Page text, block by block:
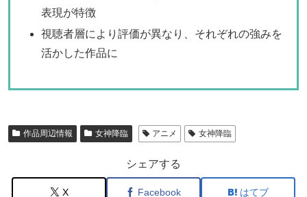
表現が特徴
視聴者層により評価が異なり、それぞれの強みを
活かした作品に
作品周辺情報 女神降臨 アニメ 女神降臨
シェアする
X Facebook はてブ